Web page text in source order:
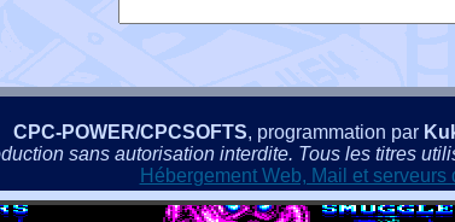
CPC-POWER/CPCSOFTS, programmation par
sans autorisation interdite. Tous les titres
Hébergement Web, Mail et